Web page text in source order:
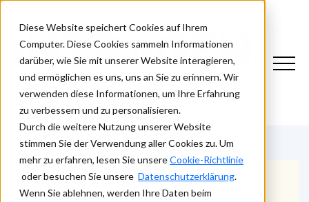
Diese Website speichert Cookies auf Ihrem
Computer. Diese Cookies sammeln Informationen
darüber, wie Sie mit unserer Website interagieren,
und ermöglichen es uns, uns an Sie zu erinnern. Wir
verwenden diese Informationen, um Ihre Erfahrung
zu verbessern und zu personalisieren.
Durch die weitere Nutzung unserer Website
stimmen Sie der Verwendung aller Cookies zu. Um
mehr zu erfahren, lesen Sie unsereCookie-Richtlinie
oder besuchen Sie unsere Datenschutzerklärung.
Wenn Sie ablehnen, werden Ihre Daten beim